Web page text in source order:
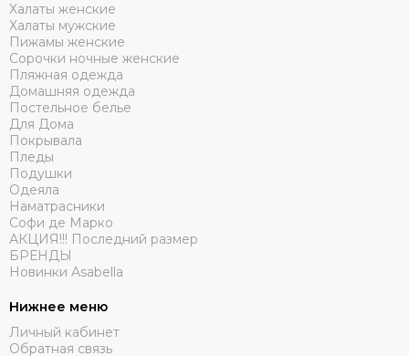
Халаты женские
Халаты мужские
Пижамы женские
Сорочки ночные женские
Пляжная одежда
Домашняя одежда
Постельное белье
Для Дома
Покрывала
Пледы
Подушки
Одеяла
Наматрасники
Софи де Марко
АКЦИЯ!!! Последний размер
БРЕНДЫ
Новинки Asabella
Нижнее меню
Личный кабинет
Обратная связь